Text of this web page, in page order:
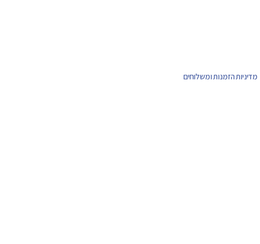
מדיניות הזמנות ומשלוחים